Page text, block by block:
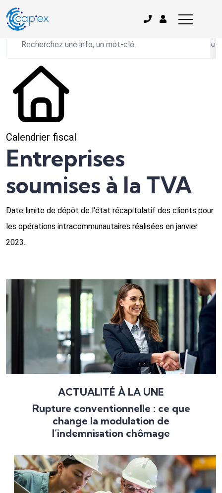
L'actualité du mois
Calendrier fiscal
Entreprises
soumises à la TVA
Date limite de dépôt de l'état récapitulatif des clients pour
les opérations intracommunautaires réalisées en janvier
2023.
ACTUALITÉ À LA UNE
Rupture conventionnelle : ce que
change la modulation de
l’indemnisation chômage